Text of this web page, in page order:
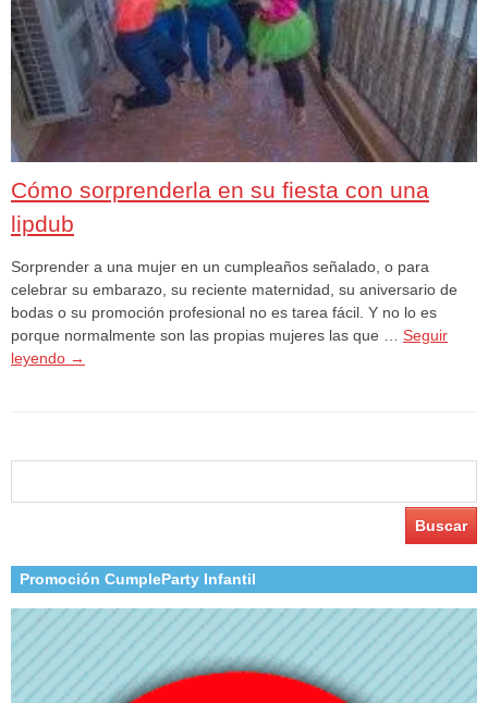
Cómo sorprenderla en su fiesta con una
lipdub
Sorprender a una mujer en un cumpleaños señalado, o para
celebrar su embarazo, su reciente maternidad, su aniversario de
bodas o su promoción profesional no es tarea fácil. Y no lo es
porque normalmente son las propias mujeres las que … Seguir
leyendo →
Promoción CumpleParty Infantil